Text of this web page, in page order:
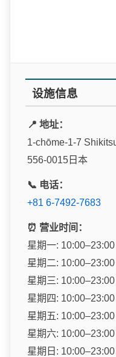
设施信息
📍 地址：
1-chōme-1-7
556-0015日本
📞 电话：
+81 6-7492-7683
⏰ 营业时间：
星期一: 10:00–23:00
星期二: 10:00–23:00
星期三: 10:00–23:00
星期四: 10:00–23:00
星期五: 10:00–23:00
星期六: 10:00–23:00
星期日: 10:00–23:00